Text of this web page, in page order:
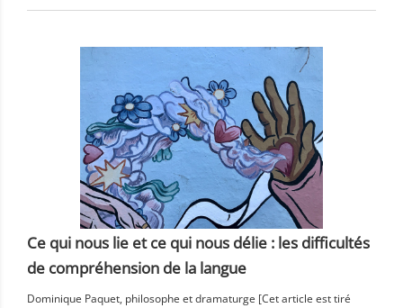
Ce qui nous lie et ce qui nous délie : les difficultés
de compréhension de la langue
Dominique Paquet, philosophe et dramaturge [Cet article est tiré